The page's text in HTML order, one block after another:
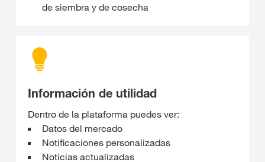
de siembra y de cosecha
Información de utilidad
Dentro de la plataforma puedes ver:
Datos del mercado
Notificaciones personalizadas
Noticias actualizadas